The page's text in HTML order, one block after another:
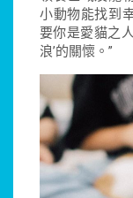
小動物能找到
要你是愛貓之
浪’的關懷。”